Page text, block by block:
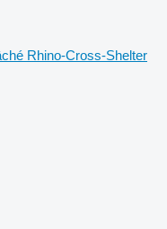
Rhino-Cross-Shelter